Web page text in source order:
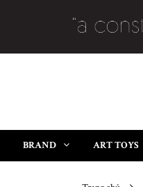
BRAND ART TOYS